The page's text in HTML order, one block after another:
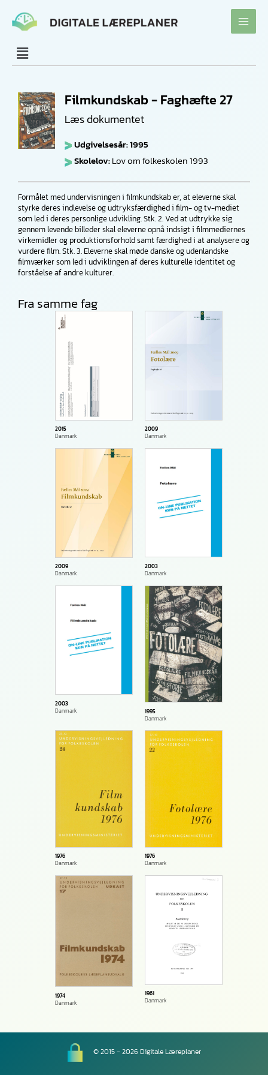
Fra samme fag
2015
Danmark
2009
Danmark
2009
Danmark
2003
Danmark
2003
Danmark
1995
Danmark
1976
Danmark
1976
Danmark
1974
Danmark
1961
Danmark
Filmkundskab - Faghæfte 27
Læs dokumentet
Udgivelsesår: 1995
Skolelov:Lov om folkeskolen 1993
Formålet med undervisningen i filmkundskab er, at eleverne skal
styrke deres indlevelse og udtryksfærdighed i film- og tv-mediet
som led i deres personlige udvikling. Stk. 2. Ved at udtrykke sig
gennem levende billeder skal eleverne opnå indsigt i filmmediernes
virkemidler og produktionsforhold samt færdighed i at analysere og
vurdere film. Stk. 3. Eleverne skal møde danske og udenlandske
filmværker som led i udviklingen af deres kulturelle identitet og
forståelse af andre kulturer.
© 2015 - 2026 Digitale Læreplaner